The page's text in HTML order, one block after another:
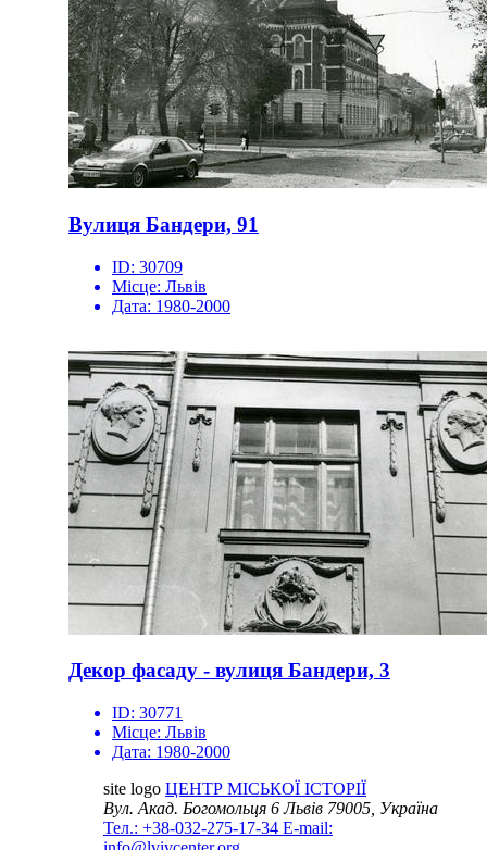
Вулиця Бандери, 91
ID: 30709
Місце: Львів
Дата: 1980-2000
Декор фасаду - вулиця Бандери, 3
ID: 30771
Місце: Львів
Дата: 1980-2000
site logo ЦЕНТР МІСЬКОЇ ІСТОРІЇ
Вул. Акад. Богомольця 6Львів 79005, Україна
Тел.: +38-032-275-17-34 E-mail: